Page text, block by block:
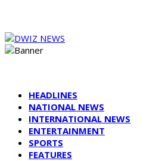
HEADLINES
NATIONAL NEWS
INTERNATIONAL NEWS
ENTERTAINMENT
SPORTS
FEATURES